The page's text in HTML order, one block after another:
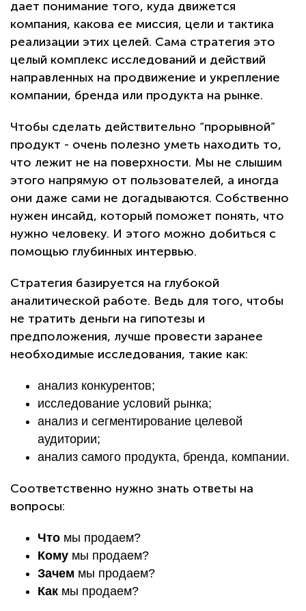
дает понимание того, куда движется
компания, какова ее миссия, цели и тактика
реализации этих целей. Сама стратегия это
целый комплекс исследований и действий
направленных на продвижение и укрепление
компании, бренда или продукта на рынке.
Чтобы сделать действительно “прорывной”
продукт - очень полезно уметь находить то,
что лежит не на поверхности. Мы не слышим
этого напрямую от пользователей, а иногда
они даже сами не догадываются. Собственно
нужен инсайд, который поможет понять, что
нужно человеку. И этого можно добиться с
помощью глубинных интервью.
Стратегия базируется на глубокой
аналитической работе. Ведь для того, чтобы
не тратить деньги на гипотезы и
предположения, лучше провести заранее
необходимые исследования, такие как:
анализ конкурентов;
исследование условий рынка;
анализ и сегментирование целевой
аудитории;
анализ самого продукта, бренда, компании.
Соответственно нужно знать ответы на
вопросы:
Что мы продаем?
Кому мы продаем?
Зачем мы продаем?
Как мы продаем?